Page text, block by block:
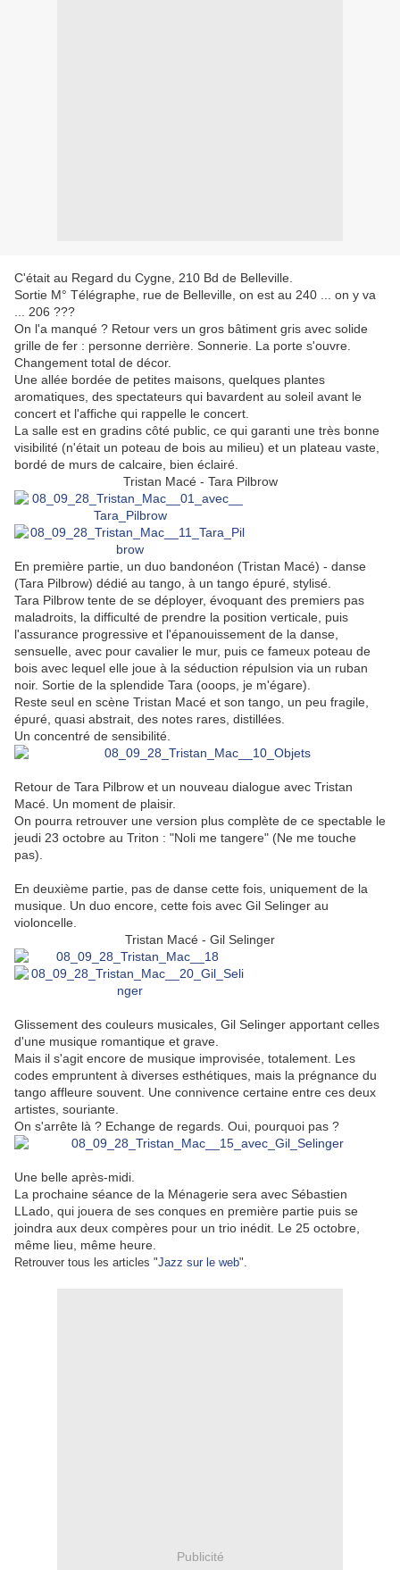
C'était au Regard du Cygne, 210 Bd de Belleville.
Sortie M° Télégraphe, rue de Belleville, on est au 240 ... on y va
... 206 ???
On l'a manqué ? Retour vers un gros bâtiment gris avec solide
grille de fer : personne derrière. Sonnerie. La porte s'ouvre.
Changement total de décor.
Une allée bordée de petites maisons, quelques plantes
aromatiques, des spectateurs qui bavardent au soleil avant le
concert et l'affiche qui rappelle le concert.
La salle est en gradins côté public, ce qui garanti une très bonne
visibilité (n'était un poteau de bois au milieu) et un plateau vaste,
bordé de murs de calcaire, bien éclairé.
Tristan Macé - Tara Pilbrow
En première partie, un duo bandonéon (Tristan Macé) - danse
(Tara Pilbrow) dédié au tango, à un tango épuré, stylisé.
Tara Pilbrow tente de se déployer, évoquant des premiers pas
maladroits, la difficulté de prendre la position verticale, puis
l'assurance progressive et l'épanouissement de la danse,
sensuelle, avec pour cavalier le mur, puis ce fameux poteau de
bois avec lequel elle joue à la séduction répulsion via un ruban
noir. Sortie de la splendide Tara (ooops, je m'égare).
Reste seul en scène Tristan Macé et son tango, un peu fragile,
épuré , quasi abstrait , des notes rares, distillées.
Un concentré de sensibilité.
Retour de Tara Pilbrow et un nouveau dialogue avec Tristan
Macé. Un moment de plaisir.
On pourra retrouver une version plus complète de ce spectable le
jeudi 23 octobre au Triton : "Noli me tangere" (Ne me touche
pas).
En deuxième partie, pas de danse cette fois, uniquement de la
musique. Un duo encore, cette fois avec Gil Selinger au
violoncelle.
Tristan Macé - Gil Selinger
Glissement des couleurs musicales, Gil Selinger apportant celles
d'une musique romantique et grave.
Mais il s'agit encore de musique improvisée, totalement. Les
codes empruntent à diverses esthétiques, mais la prégnance du
tango affleure souvent. Une connivence certaine entre ces deux
artistes, souriante.
On s'arrête là ? Echange de regards. Oui, pourquoi pas ?
Une belle après-midi.
La prochaine séance de la Ménagerie sera avec Sébastien
LLado, qui jouera de ses conques en première partie puis se
joindra aux deux compères pour un trio inédit. Le 25 octobre,
même lieu, même heure.
Retrouver tous les articles "Jazz sur le web".
Publicité